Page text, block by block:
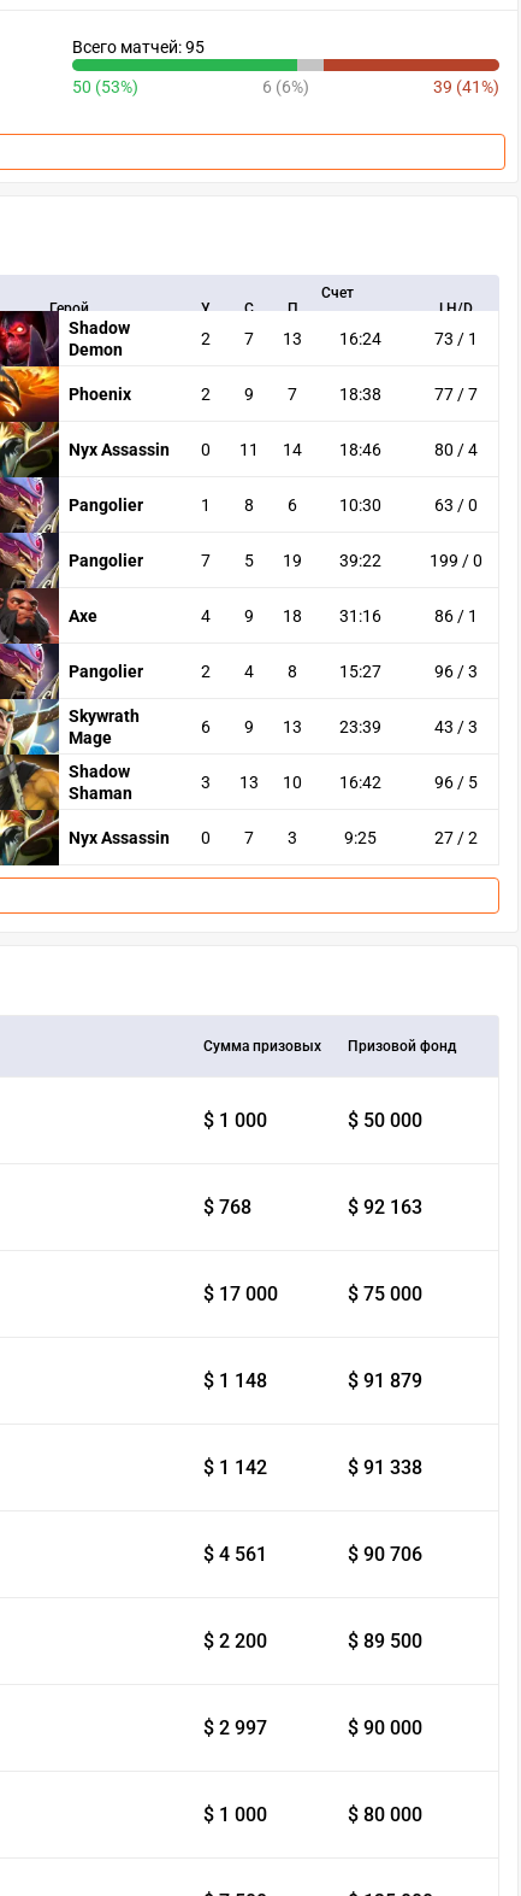
Всего матчей: 95
50 (53%) 6 (6%) 39 (41%)
Герой У С П
Счет
LH/D
Shadow
Demon
2 7 13 16:24 73 / 1
Phoenix 2 9 7 18:38 77 / 7
Nyx Assassin 0 11 14 18:46 80 / 4
Pangolier 1 8 6 10:30 63 / 0
Pangolier 7 5 19 39:22 199 / 0
Axe 4 9 18 31:16 86 / 1
Pangolier 2 4 8 15:27 96 / 3
Skywrath
Mage
6 9 13 23:39 43 / 3
Shadow
Shaman
3 13 10 16:42 96 / 5
Nyx Assassin 0 7 3 9:25 27 / 2
Сумма призовых Призовой фонд
$ 1 000 $ 50 000
$ 768 $ 92 163
$ 17 000 $ 75 000
$ 1 148 $ 91 879
$ 1 142 $ 91 338
$ 4 561 $ 90 706
$ 2 200 $ 89 500
$ 2 997 $ 90 000
$ 1 000 $ 80 000